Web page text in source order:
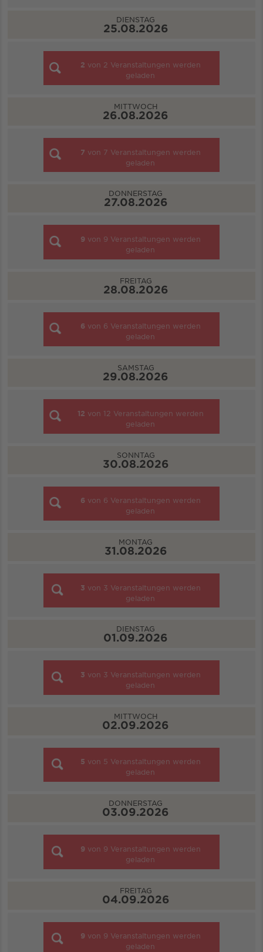
DIENSTAG
25.08.2026
2 von 2 Veranstaltungen werden
geladen
MITTWOCH
26.08.2026
7 von 7 Veranstaltungen werden
geladen
DONNERSTAG
27.08.2026
9 von 9 Veranstaltungen werden
geladen
FREITAG
28.08.2026
6 von 6 Veranstaltungen werden
geladen
SAMSTAG
29.08.2026
12 von 12 Veranstaltungen werden
geladen
SONNTAG
30.08.2026
6 von 6 Veranstaltungen werden
geladen
MONTAG
31.08.2026
3 von 3 Veranstaltungen werden
geladen
DIENSTAG
01.09.2026
3 von 3 Veranstaltungen werden
geladen
MITTWOCH
02.09.2026
5 von 5 Veranstaltungen werden
geladen
DONNERSTAG
03.09.2026
9 von 9 Veranstaltungen werden
geladen
FREITAG
04.09.2026
9 von 9 Veranstaltungen werden
geladen